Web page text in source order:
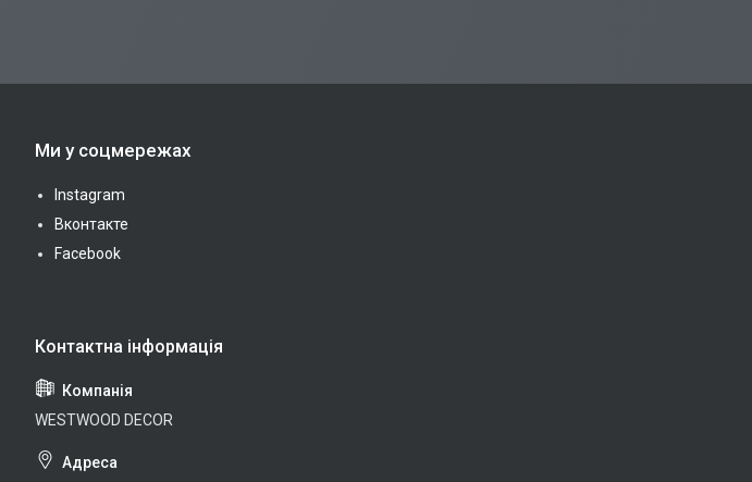
Ми у соцмережах
Instagram
Вконтакте
Facebook
WESTWOOD DECOR